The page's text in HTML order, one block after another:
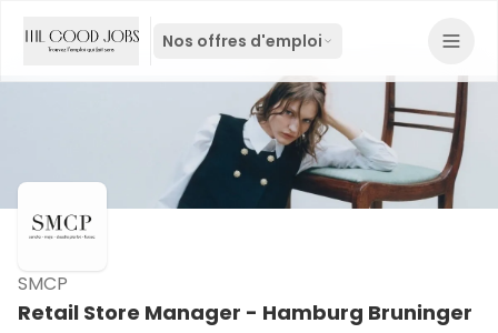
Nos offres d'emploi
Retail Store Manager - Hamburg Bruninger
SMCP